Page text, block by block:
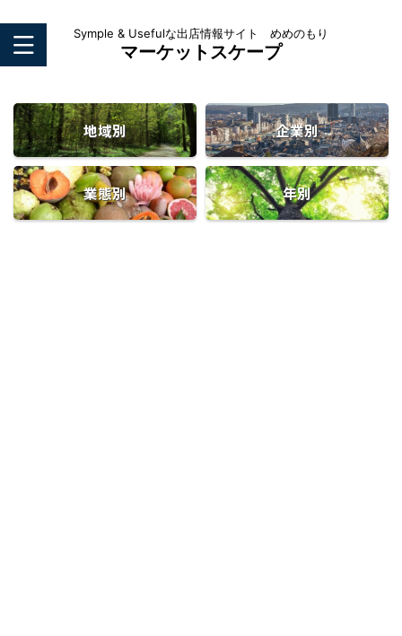
Symple & Usefulな出店情報サイト めめのもり
マーケットスケープ
地域別 企業別
業態別 年別